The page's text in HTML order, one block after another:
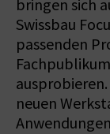
bringen sich
Swissbau
passenden
neuen